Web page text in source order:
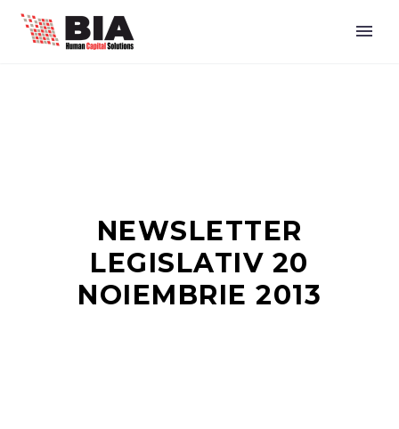
NEWSLETTER
LEGISLATIV 20
NOIEMBRIE 2013